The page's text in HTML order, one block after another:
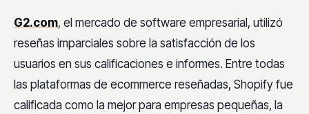
G2.com, el mercado de software empresarial, utilizó
reseñas imparciales sobre la satisfacción de los
usuarios en sus calificaciones e informes. Entre todas
las plataformas de ecommerce reseñadas, Shopify fue
calificada como la mejor para empresas pequeñas, la